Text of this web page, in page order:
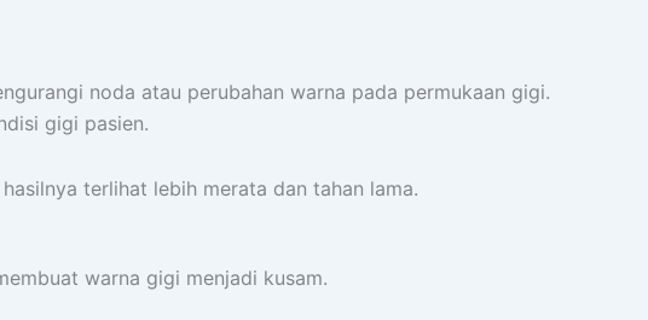
noda atau perubahan warna pada permukaan gigi.
gigi pasien.
terlihat lebih merata dan tahan lama.
warna gigi menjadi kusam.